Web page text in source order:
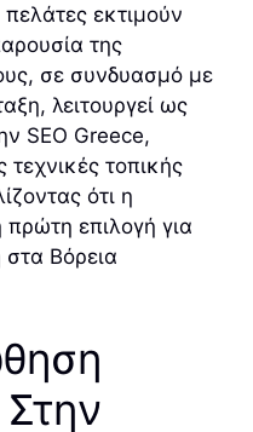
εκτιμούν
της
σε συνδυασμό με
λειτουργεί ως
SEO Greece,
τοπικής
ότι η
πρώτη επιλογή για
Βόρεια